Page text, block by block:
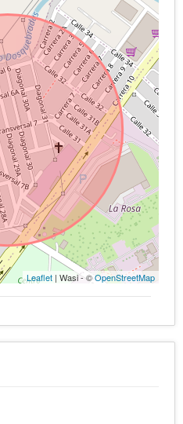
Leaflet | Wasi - ©OpenStreetMap